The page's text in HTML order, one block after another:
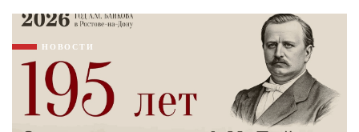
НОВОСТИ